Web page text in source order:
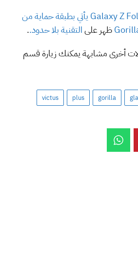
هاتف Galaxy Z Fold4 يأتي بطبقة حماية من
ظهر علىالتقنية بلا حدود..
أخرى مشابهة يمكنك زيارة قسم
gorilla
plus
victus